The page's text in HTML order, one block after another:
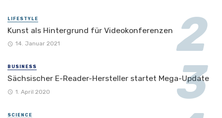
LIFESTYLE
Kunst als Hintergrund für Videokonferenzen
14. Januar 2021
BUSINESS
Sächsischer E-Reader-Hersteller startet Mega-Update
1. April 2020
SCIENCE